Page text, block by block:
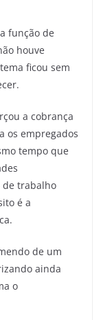
função de
houve
ficou sem
a cobrança
os empregados
tempo que
de trabalho
é a
de um
ainda
o